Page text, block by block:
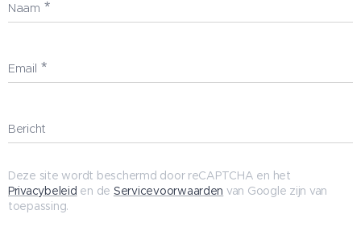
Naam
Email
Bericht
Deze site wordt beschermd door reCAPTCHA en het
Privacybeleid en de Servicevoorwaarden van Google zijn van
toepassing.